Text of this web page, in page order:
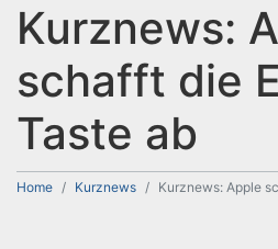
Kurznews:
schafft die
Taste ab
Home Kurznews Kurznews: Apple